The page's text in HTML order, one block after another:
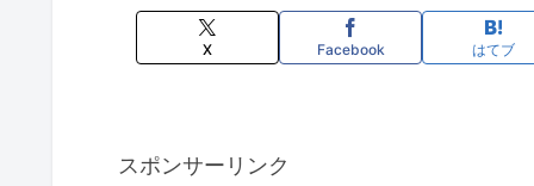
X Facebook はてブ
スポンサーリンク